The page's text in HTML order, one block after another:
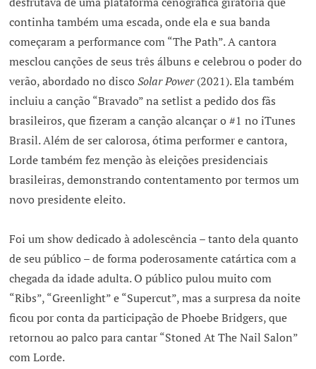
continha também uma escada, onde ela e sua banda
começaram a performance com “The Path”. A cantora
mesclou canções de seus três álbuns e celebrou o poder do
verão, abordado no discoSolar Power(2021). Ela também
incluiu a canção “Bravado” na setlist a pedido dos fãs
brasileiros, que fizeram a canção alcançar o #1 no iTunes
Brasil. Além de ser calorosa, ótima performer e cantora,
Lorde também fez menção às eleições presidenciais
brasileiras, demonstrando contentamento por termos um
novo presidente eleito.
Foi um show dedicado à adolescência – tanto dela quanto
de seu público – de forma poderosamente catártica com a
chegada da idade adulta. O público pulou muito com
“Ribs”, “Greenlight” e “Supercut”, mas a surpresa da noite
ficou por conta da participação de Phoebe Bridgers, que
retornou ao palco para cantar “Stoned At The Nail Salon”
com Lorde.